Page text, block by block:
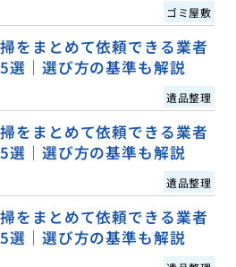
ゴミ屋敷
をまとめて依頼できる業者
選｜選び方の基準も解説
遺品整理
をまとめて依頼できる業者
選｜選び方の基準も解説
遺品整理
をまとめて依頼できる業者
選｜選び方の基準も解説